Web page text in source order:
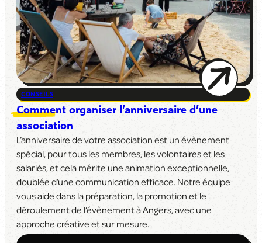
CONSEILS
Comment organiser l’anniversaire d’une
association
L’anniversaire de votre association est un évènement
spécial, pour tous les membres, les volontaires et les
salariés, et cela mérite une animation exceptionnelle,
doublée d’une communication efficace. Notre équipe
vous aide dans la préparation, la promotion et le
déroulement de l’évènement à Angers, avec une
approche créative et sur mesure.